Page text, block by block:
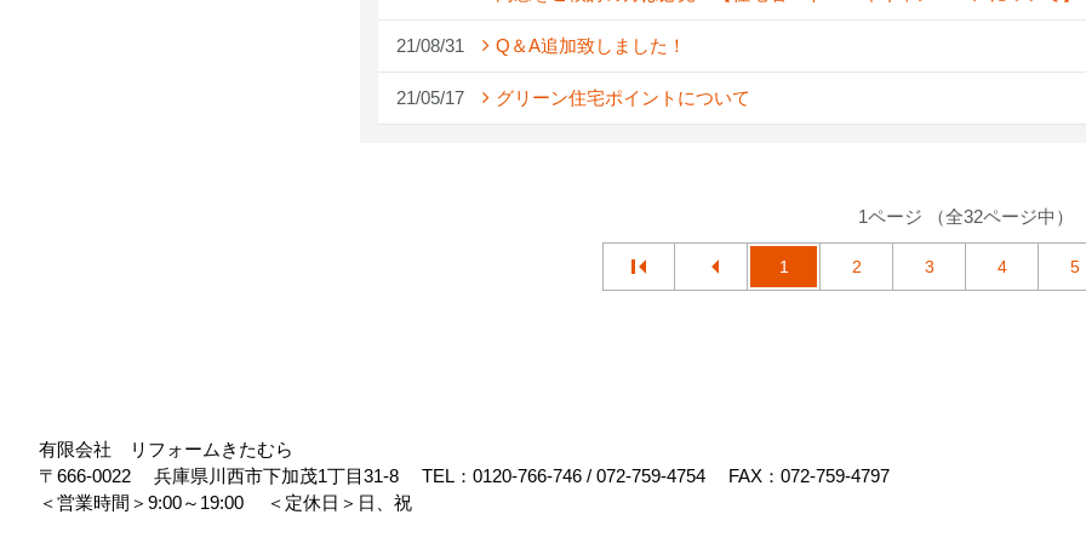
21/08/31 Q＆A追加致しました！
21/05/17 グリーン住宅ポイントについて
1ページ （全32ページ中）
1 2 3 4 5
有限会社 リフォームきたむら
〒666-0022
兵庫県川西市下加茂1丁目31-8 TEL： 0120-766-746 / 072-759-4754
FAX：072-759-4797
＜営業時間＞9:00～19:00
＜定休日＞日、祝